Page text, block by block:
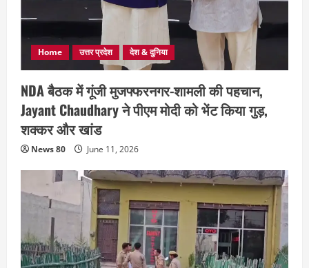
Home उत्तर प्रदेश देश & दुनिया
NDA बैठक में गूंजी मुजफ्फरनगर-शामली की पहचान,
Jayant Chaudhary ने पीएम मोदी को भेंट किया गुड़,
शक्कर और खांड
News 80 June 11, 2026